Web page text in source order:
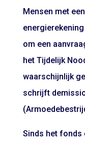
Mensen met
om een
het Tijdelijk
waarschijnlijk
schrijft
Sinds het fonds